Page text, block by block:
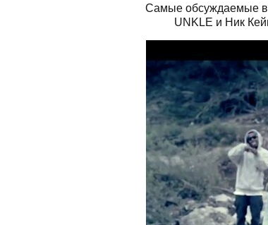
Самые обсуждаемые
UNKLE и Ник